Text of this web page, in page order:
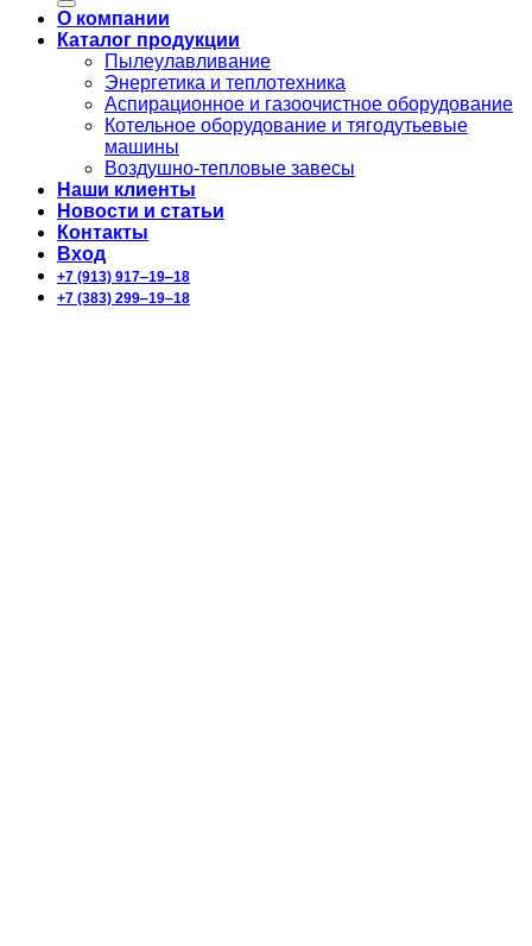
О компании
Каталог продукции
Пылеулавливание
Энергетика и теплотехника
Аспирационное и газоочистное оборудование
Котельное оборудование и тягодутьевые
машины
Воздушно-тепловые завесы
Наши клиенты
Новости и статьи
Контакты
Вход
+7 (913) 917‒19‒18
+7 (383) 299‒19‒18